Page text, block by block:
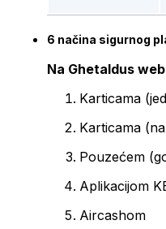
6 načina sigurnog
Na Ghetaldus
Karticama
Karticama
Pouzećem
Aplikacijom
Aircashom